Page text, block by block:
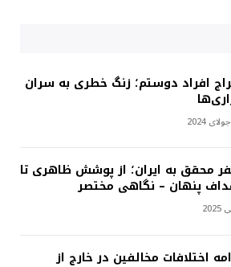
افراد دوستم؛ زنگ خطری به سران
محقق به ایران؛ از پوشش ظاهری تا
پنهان – نگاهی مختصر
اختلافات مخالفین در خارج از